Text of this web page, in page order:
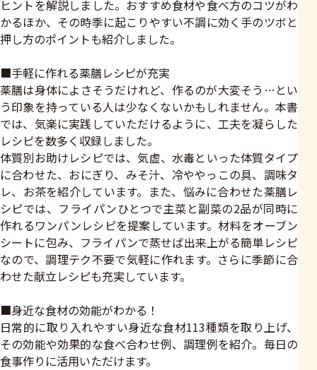
ヒントを解説しました。おすすめ食材や食べ方のコツがわ
かるほか、その時季に起こりやすい不調に効く手のツボと
押し方のポイントも紹介しました。
■手軽に作れる薬膳レシピが充実
薬膳は身体によさそうだけれど、作るのが大変そう…とい
う印象を持っている人は少なくないかもしれません。本書
では、気楽に実践していただけるように、工夫を凝らした
レシピを数多く収録しました。
体質別お助けレシピでは、気虚、水毒といった体質タイプ
に合わせた、おにぎり、みそ汁、冷ややっこの具、調味タ
レ、お茶を紹介しています。また、悩みに合わせた薬膳レ
シピでは、フライパンひとつで主菜と副菜の2品が同時に
作れるワンパンレシピを提案しています。材料をオーブン
シートに包み、フライパンで蒸せば出来上がる簡単レシピ
なので、調理テク不要で気軽に作れます。さらに季節に合
わせた献立レシピも充実しています。
■身近な食材の効能がわかる！
日常的に取り入れやすい身近な食材113種類を取り上げ、
その効能や効果的な食べ合わせ例、調理例を紹介。毎日の
食事作りに活用いただけます。